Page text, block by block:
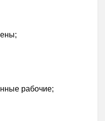
рабочие;